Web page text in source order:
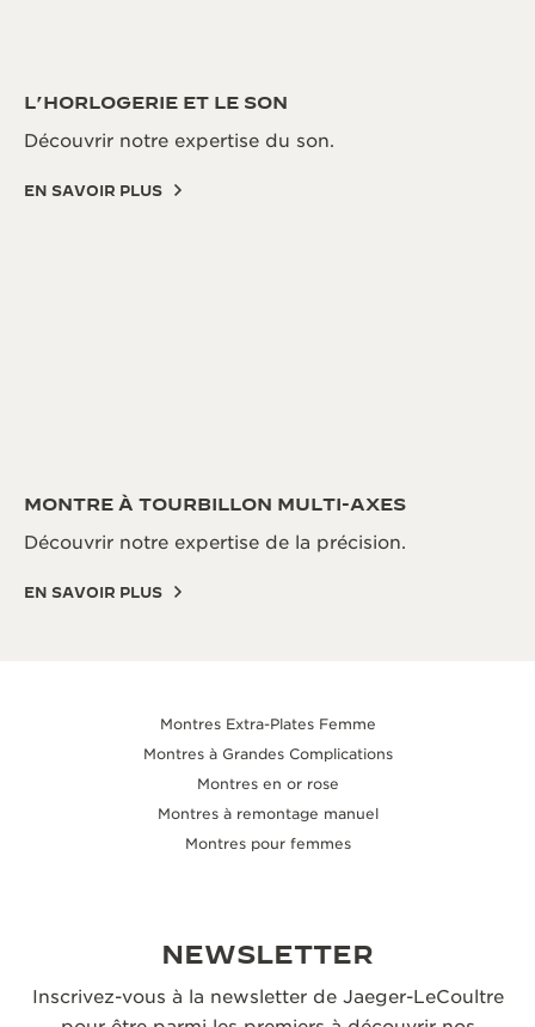
L’HORLOGERIE ET LE SON
Découvrir notre expertise du son.
EN SAVOIR PLUS
MONTRE À TOURBILLON MULTI-AXES
Découvrir notre expertise de la précision.
EN SAVOIR PLUS
Montres Extra-Plates Femme
Montres à Grandes Complications
Montres en or rose
Montres à remontage manuel
Montres pour femmes
NEWSLETTER
Inscrivez-vous à la newsletter de Jaeger-LeCoultre